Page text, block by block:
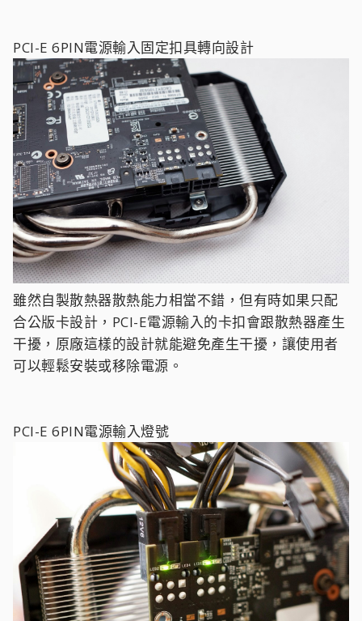
PCI-E 6PIN電源輸入固定扣具轉向設計
雖然自製散熱器散熱能力相當不錯，但有時如果只配
合公版卡設計，PCI-E電源輸入的卡扣會跟散熱器產生
干擾，原廠這樣的設計就能避免產生干擾，讓使用者
可以輕鬆安裝或移除電源。
PCI-E 6PIN電源輸入燈號